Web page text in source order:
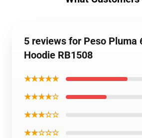
5 reviews for Peso Pluma
Hoodie RB1508
★★★★★
★★★★☆
★★★☆☆
★★☆☆☆